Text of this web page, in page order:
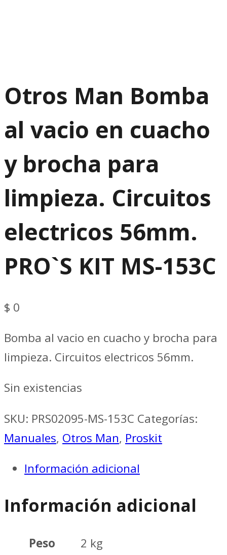
Otros Man Bomba
al vacio en cuacho
y brocha para
limpieza. Circuitos
electricos 56mm.
PRO`S KIT MS-153C
$ 0
Bomba al vacio en cuacho y brocha para
limpieza. Circuitos electricos 56mm.
Sin existencias
SKU: PRS02095-MS-153C Categorías:
Manuales, Otros Man, Proskit
Información adicional
Información adicional
Peso 2 kg